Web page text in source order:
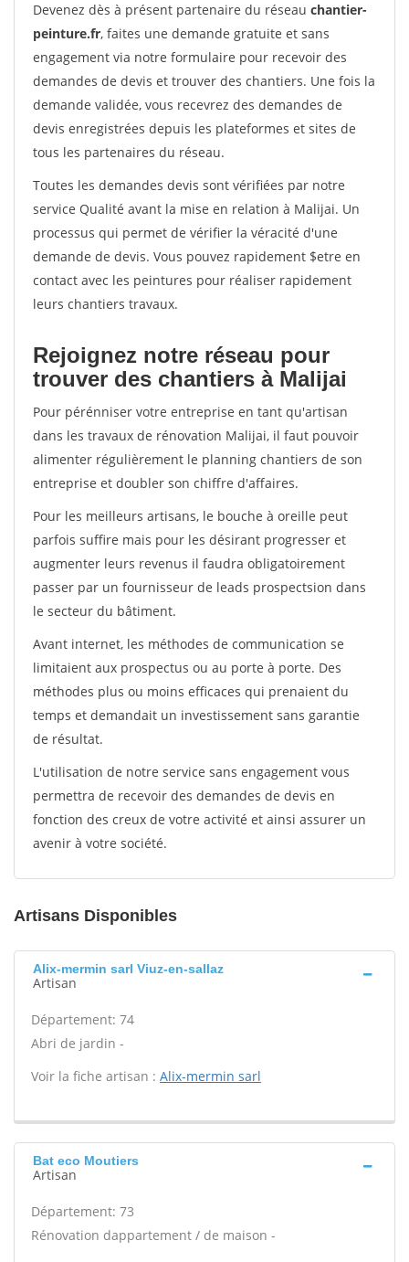
Devenez dès à présent partenaire du réseau chantier-
peinture.fr, faites une demande gratuite et sans
engagement via notre formulaire pour recevoir des
demandes de devis et trouver des chantiers. Une fois la
demande validée, vous recevrez des demandes de
devis enregistrées depuis les plateformes et sites de
tous les partenaires du réseau.
Toutes les demandes devis sont vérifiées par notre
service Qualité avant la mise en relation à Malijai. Un
processus qui permet de vérifier la véracité d'une
demande de devis. Vous pouvez rapidement $etre en
contact avec les peintures pour réaliser rapidement
leurs chantiers travaux.
Rejoignez notre réseau pour
trouver des chantiers à Malijai
Pour pérénniser votre entreprise en tant qu'artisan
dans les travaux de rénovation Malijai, il faut pouvoir
alimenter régulièrement le planning chantiers de son
entreprise et doubler son chiffre d'affaires.
Pour les meilleurs artisans, le bouche à oreille peut
parfois suffire mais pour les désirant progresser et
augmenter leurs revenus il faudra obligatoirement
passer par un fournisseur de leads prospectsion dans
le secteur du bâtiment.
Avant internet, les méthodes de communication se
limitaient aux prospectus ou au porte à porte. Des
méthodes plus ou moins efficaces qui prenaient du
temps et demandait un investissement sans garantie
de résultat.
L'utilisation de notre service sans engagement vous
permettra de recevoir des demandes de devis en
fonction des creux de votre activité et ainsi assurer un
avenir à votre société.
Artisans Disponibles
Alix-mermin sarl Viuz-en-sallaz
Artisan
Département: 74
Abri de jardin -
Voir la fiche artisan : Alix-mermin sarl
Bat eco Moutiers
Artisan
Département: 73
Rénovation dappartement / de maison -